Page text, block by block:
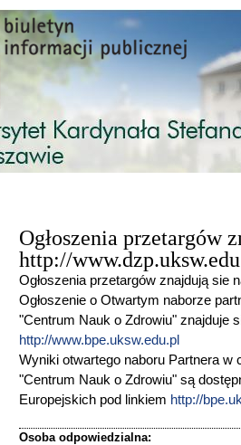
Przejdź do treści
Ogłoszenia przetargów
http://
Ogłoszenia przetargów znajdują sie
Ogłoszenie o Otwartym naborze
"Centrum Nauk o Zdrowiu" znajduje
http://www.bpe.uksw.edu.pl
Wyniki otwartego naboru Partnera w
"Centrum Nauk o Zdrowiu" są
Europejskich pod linkiem http://
Osoba odpowiedzialna: